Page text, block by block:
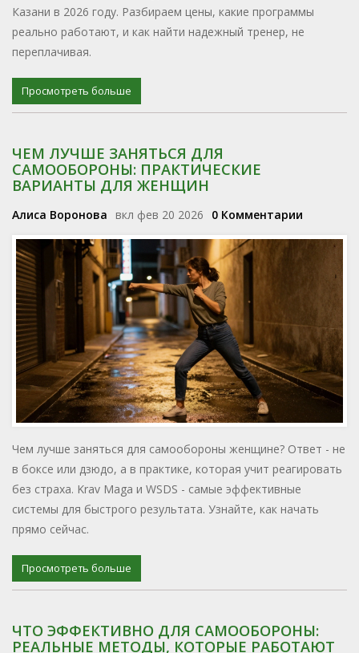
Казани в 2026 году. Разбираем цены, какие программы
реально работают, и как найти надежный тренер, не
переплачивая.
Просмотреть больше
ЧЕМ ЛУЧШЕ ЗАНЯТЬСЯ ДЛЯ
САМООБОРОНЫ: ПРАКТИЧЕСКИЕ
ВАРИАНТЫ ДЛЯ ЖЕНЩИН
Алиса Воронова вкл фев 20 2026 0 Комментарии
Чем лучше заняться для самообороны женщине? Ответ - не
в боксе или дзюдо, а в практике, которая учит реагировать
без страха. Krav Maga и WSDS - самые эффективные
системы для быстрого результата. Узнайте, как начать
прямо сейчас.
Просмотреть больше
ЧТО ЭФФЕКТИВНО ДЛЯ САМООБОРОНЫ:
РЕАЛЬНЫЕ МЕТОДЫ, КОТОРЫЕ РАБОТАЮТ